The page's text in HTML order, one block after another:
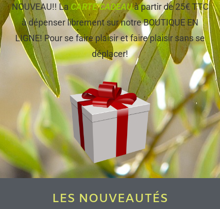
NOUVEAU!! La CARTE CADEAUà partir de 25€ TTC
à dépenser librement sur notre BOUTIQUE EN
LIGNE! Pour se faire plaisir et faire plaisir sans se
déplacer!
LES NOUVEAUTÉS